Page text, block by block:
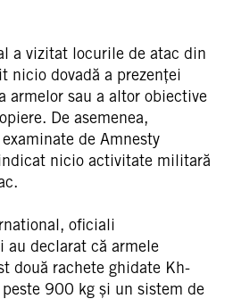
a vizitat locurile de atac din
nicio dovadă a prezenței
armelor sau a altor obiective
De asemenea,
de Amnesty
nicio activitate militară
oficiali
au declarat că armele
două rachete ghidate Kh-
900 kg și un sistem de